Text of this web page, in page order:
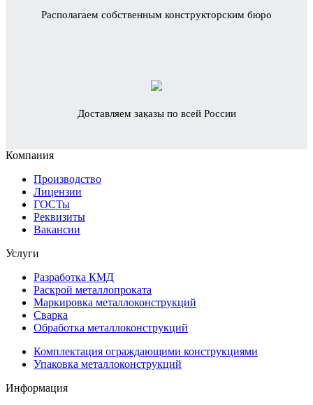
Располагаем собственным конструкторским бюро
Доставляем заказы по всей России
Компания
Производство
Лицензии
ГОСТы
Реквизиты
Вакансии
Услуги
Разработка КМД
Раскрой металлопроката
Маркировка металлоконструкций
Сварка
Обработка металлоконструкций
Комплектация ограждающими конструкциями
Упаковка металлоконструкций
Информация